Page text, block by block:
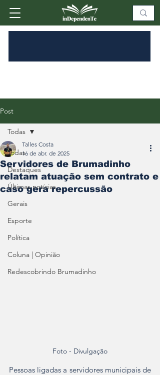
Post
Todas
Destaques
Últimas notícias
Gerais
Esporte
Política
Coluna | Opinião
Redescobrindo Brumadinho
Todas
Servidores de Brumadinho
relatam atuação sem contrato e
caso gera repercussão
Talles Costa
16 de abr. de 2025
Foto - Divulgação
Pessoas ligadas a servidores municipais de